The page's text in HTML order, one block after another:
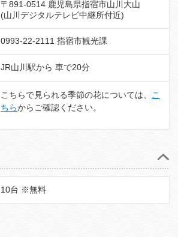
〒891-0514 鹿児島県指宿市山川大山
(山川デジタルテレビ中継所付近)
0993-22-2111 指宿市観光課
JR山川駅から 車で20分
こちらで見られる季節の花については、
こ
ちらからご確認ください。
10台 ※無料